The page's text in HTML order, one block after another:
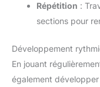
Répétition :
sections pour
Développement
En jouant
également